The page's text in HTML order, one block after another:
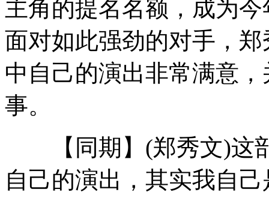
中国下一代舰载机 外界看好歼31
强悍女“最牛”砍价 征服店主
"胖胖哥"手拿奶茶杯翻唱降魔歌走红
山西运城恶犬咬伤多人 警民合力深夜将其击毙
主角的提名名额，成为
面对如此强劲的对手，
中自己的演出非常满意
事。
【同期】(郑秀文)这
自己的演出，其实我自